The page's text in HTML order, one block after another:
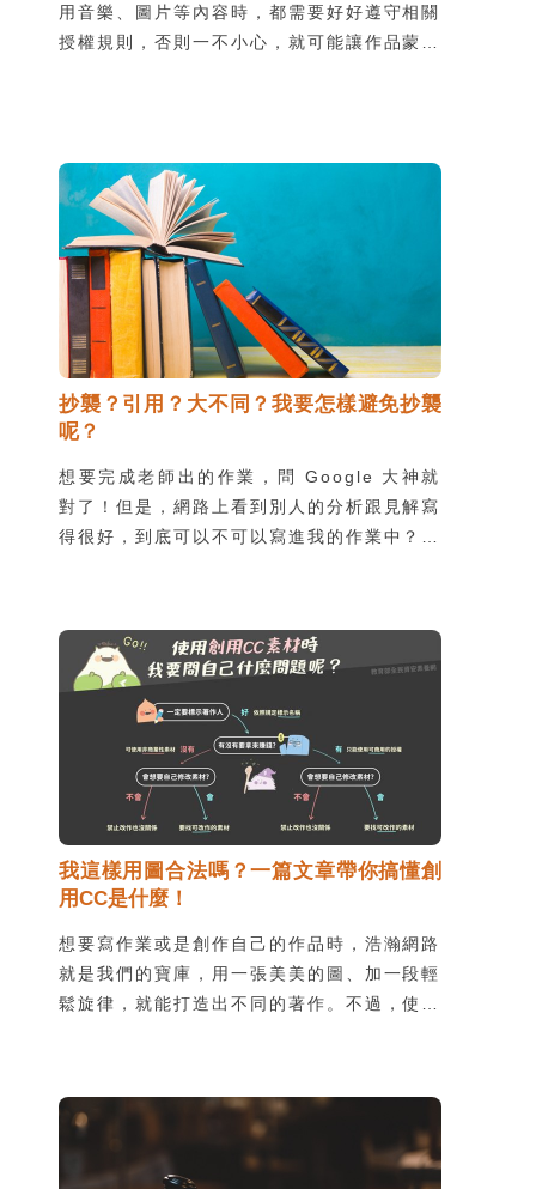
用音樂、圖片等內容時，都需要好好遵守相關
授權規則，否則一不小心，就可能讓作品蒙上
吧！
抄襲？引用？大不同？我要怎樣避免抄襲
呢？
想要完成老師出的作業，問 Google 大神就
對了！但是，網路上看到別人的分析跟見解寫
得很好，到底可以不可以寫進我的作業中？當
血，也會被老師或學校視為觸犯校規，除了處
罰之外，更會賠上自己的名聲。
我這樣用圖合法嗎？一篇文章帶你搞懂創
用CC是什麼！
想要寫作業或是創作自己的作品時，浩瀚網路
就是我們的寶庫，用一張美美的圖、加一段輕
鬆旋律，就能打造出不同的著作。不過，使用
不償失。別怕！只要搞懂了創用
CC(Creative Commons)的幾項原則，我們
就可以輕鬆使用各種素材啦！